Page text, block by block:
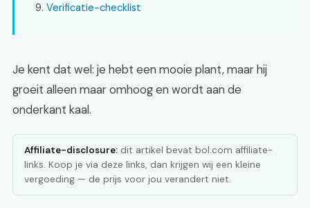
Verificatie-checklist
Je kent dat wel: je hebt een mooie plant, maar hij
groeit alleen maar omhoog en wordt aan de
onderkant kaal.
Affiliate-disclosure: dit artikel bevat bol.com affiliate-
links. Koop je via deze links, dan krijgen wij een kleine
vergoeding — de prijs voor jou verandert niet.